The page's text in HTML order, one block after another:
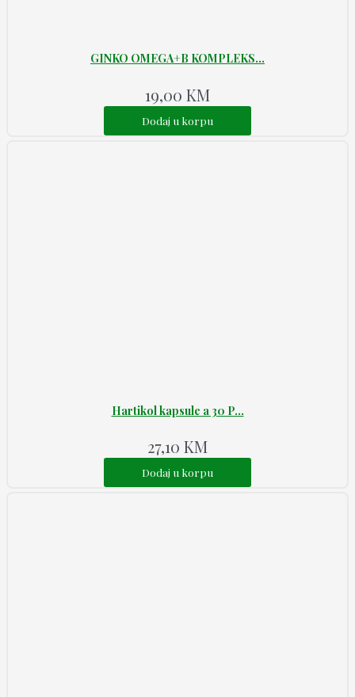
GINKO OMEGA+B KOMPLEKS...
19,00 KM
Dodaj u korpu
Hartikol kapsule a 30 P...
27,10 KM
Dodaj u korpu